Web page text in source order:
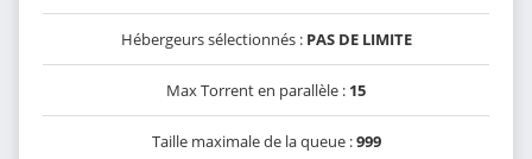
Hébergeurs sélectionnés : PAS DE LIMITE
Max Torrent en parallèle : 15
Taille maximale de la queue :999